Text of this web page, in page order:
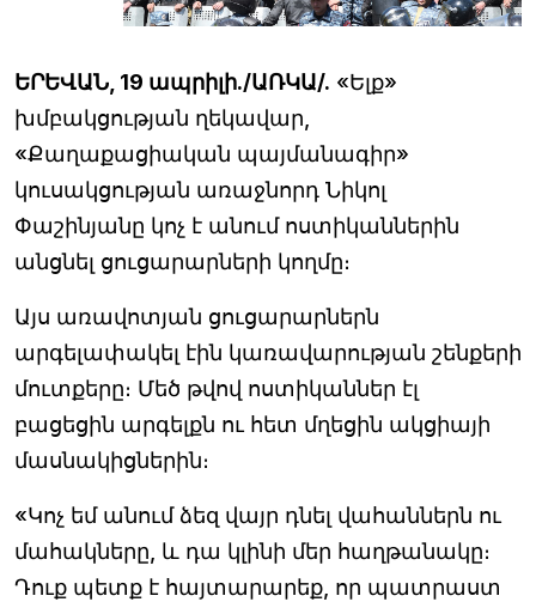
ԵՐԵՎԱՆ, 19 ապրիլի./ԱՌԿԱ/. «Ելք»
խմբակցության ղեկավար,
«Քաղաքացիական պայմանագիր»
կուսակցության առաջնորդ Նիկոլ
Փաշինյանը կոչ է անում ոստիկաններին
անցնել ցուցարարների կողմը։
Այս առավոտյան ցուցարարներն
արգելափակել էին կառավարության շենքերի
մուտքերը։ Մեծ թվով ոստիկաններ էլ
բացեցին արգելքն ու հետ մղեցին ակցիայի
մասնակիցներին։
«Կոչ եմ անում ձեզ վայր դնել վահաններն ու
մահակները, և դա կլինի մեր հաղթանակը։
Դուք պետք է հայտարարեք, որ պատրաստ